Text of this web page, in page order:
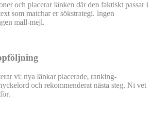
och placerar länken där den faktiskt passar i
som matchar er sökstrategi. Ingen
mall-mejl.
vi: nya länkar placerade, ranking-
och rekommenderat nästa steg. Ni vet